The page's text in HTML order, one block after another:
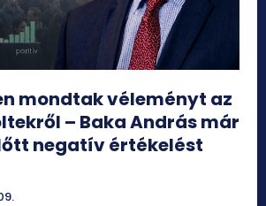
mondtak véleményt az
– Baka András már
negatív értékelést